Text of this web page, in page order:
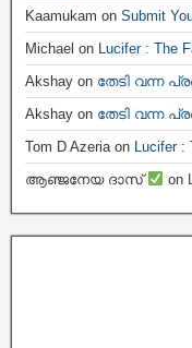
Kaamukam on Submit
Michael on Lucifer : The
Akshay on തേടി വന്ന
Akshay on തേടി വന്ന
Tom D Azeria on Lucifer :
ആഞ്ജനേയ ദാസ്
on